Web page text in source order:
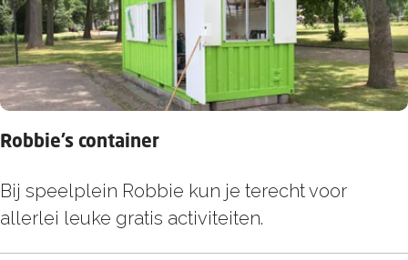
a
l
y
Robbie’s container
R
o
Bij speelplein Robbie kun je terecht voor
allerlei leuke gratis activiteiten.